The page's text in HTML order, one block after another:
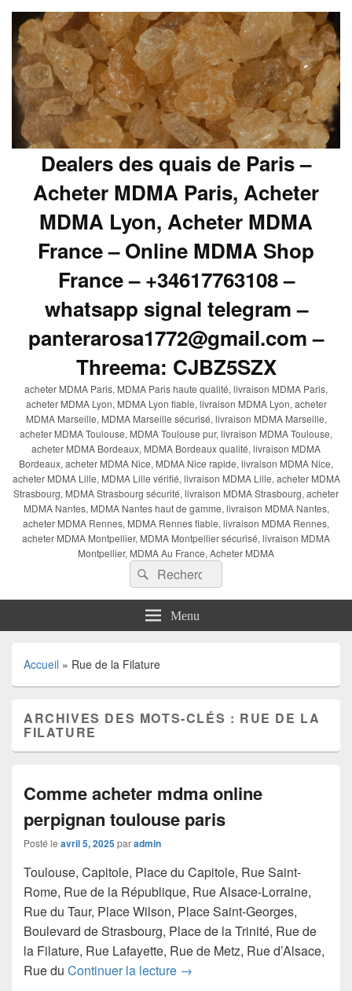
Dealers des quais de Paris –
Acheter MDMA Paris, Acheter
MDMA Lyon, Acheter MDMA
France – Online MDMA Shop
France – +34617763108 –
whatsapp signal telegram –
panterarosa1772@gmail.com –
Threema: CJBZ5SZX
acheter MDMA Paris, MDMA Paris haute qualité, livraison MDMA Paris,
acheter MDMA Lyon, MDMA Lyon fiable, livraison MDMA Lyon, acheter
MDMA Marseille, MDMA Marseille sécurisé, livraison MDMA Marseille,
acheter MDMA Toulouse, MDMA Toulouse pur, livraison MDMA Toulouse,
acheter MDMA Bordeaux, MDMA Bordeaux qualité, livraison MDMA
Bordeaux, acheter MDMA Nice, MDMA Nice rapide, livraison MDMA Nice,
acheter MDMA Lille, MDMA Lille vérifié, livraison MDMA Lille, acheter MDMA
Strasbourg, MDMA Strasbourg sécurité, livraison MDMA Strasbourg, acheter
MDMA Nantes, MDMA Nantes haut de gamme, livraison MDMA Nantes,
acheter MDMA Rennes, MDMA Rennes fiable, livraison MDMA Rennes,
acheter MDMA Montpellier, MDMA Montpellier sécurisé, livraison MDMA
Montpellier, MDMA Au France, Acheter MDMA
Recherche :
Rechercher
Menu
Accueil » Rue de la Filature
ARCHIVES DES MOTS-CLÉS : RUE DE LA
FILATURE
Comme acheter mdma online
perpignan toulouse paris
Posté le avril 5, 2025paradmin
Toulouse, Capitole, Place du Capitole, Rue Saint-
Rome, Rue de la République, Rue Alsace-Lorraine,
Rue du Taur, Place Wilson, Place Saint-Georges,
Boulevard de Strasbourg, Place de la Trinité, Rue de
la Filature, Rue Lafayette, Rue de Metz, Rue d’Alsace,
Rue du Continuer la lecture Comme acheter mdma online
→